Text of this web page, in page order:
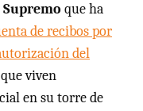
que ha
de recibos por
del
viven
en su torre de